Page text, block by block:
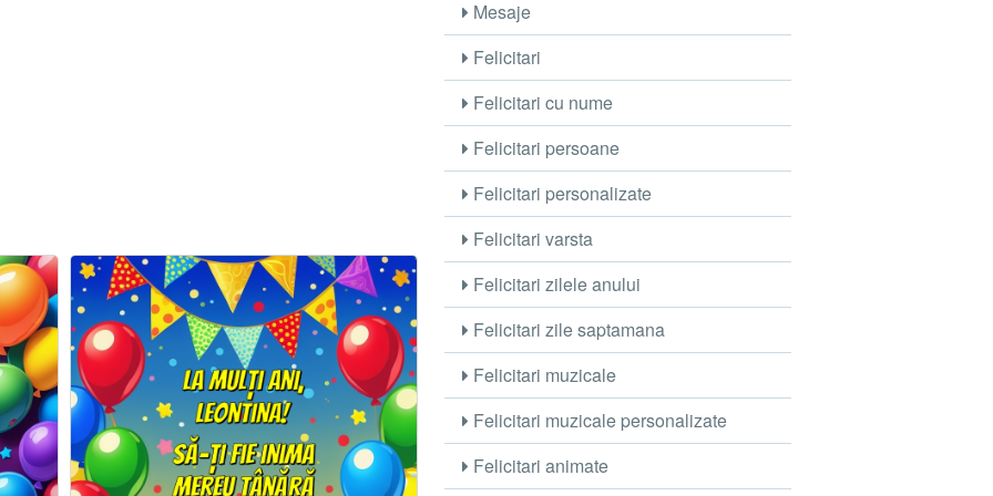
Mesaje
Felicitari
Felicitari cu nume
Felicitari persoane
Felicitari personalizate
Felicitari varsta
Felicitari zilele anului
Felicitari zile saptamana
Felicitari muzicale
Felicitari muzicale personalizate
Felicitari animate